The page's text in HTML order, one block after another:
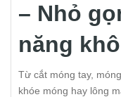
– Nhỏ
năng
Từ cắt móng tay,
khóe móng hay lông